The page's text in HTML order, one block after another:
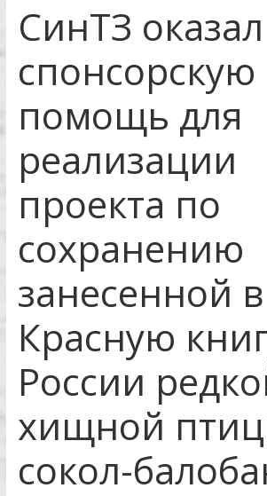
СинТЗ оказал
спонсорскую
помощь для
реализации
проекта по
сохранению
занесенной в
Красную
России
хищной
сокол-